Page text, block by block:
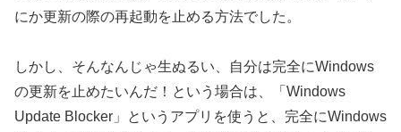
にか更新の際の再起動を止める方法でした。
しかし、そんなんじゃ生ぬるい、自分は完全にWindows
の更新を止めたいんだ！という場合は、「Windows
Update Blocker」というアプリを使うと、完全にWindows